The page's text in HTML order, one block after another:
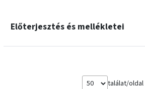
Előterjesztés és mellékletei
találat/oldal